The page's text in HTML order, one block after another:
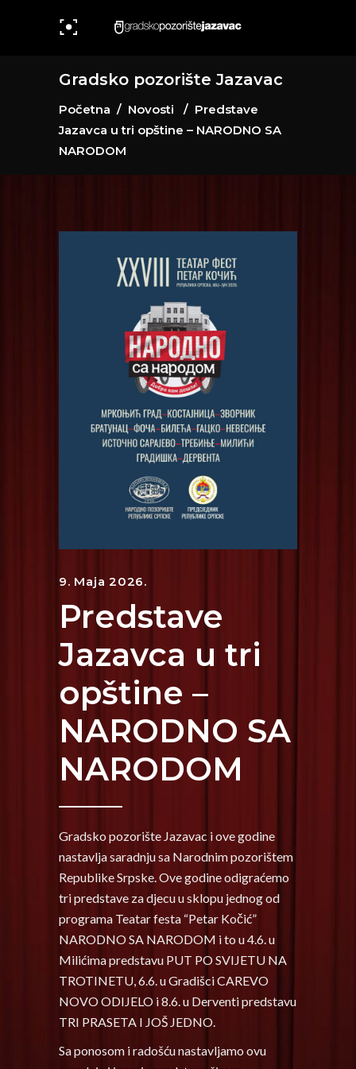
Gradsko pozorište Jazavac
Početna / Novosti / Predstave
Jazavca u tri opštine – NARODNO SA
NARODOM
9. Maja 2026.
Predstave
Jazavca u tri
opštine –
NARODNO SA
NARODOM
Gradsko pozorište Jazavac i ove godine
nastavlja saradnju sa Narodnim pozorištem
Republike Srpske. Ove godine odigraćemo
tri predstave za djecu u sklopu jednog od
programa Teatar festa “Petar Kočić”
NARODNO SA NARODOM i to u 4.6. u
Milićima predstavu PUT PO SVIJETU NA
TROTINETU, 6.6. u Gradišci CAREVO
NOVO ODIJELO i 8.6. u Derventi predstavu
TRI PRASETA I JOŠ JEDNO.
Sa ponosom i radošću nastavljamo ovu